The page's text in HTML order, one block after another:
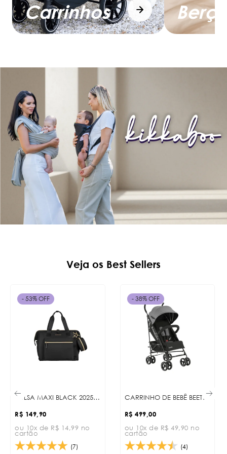
Carrinhos
Veja os Best Sellers
BOLSA MAXI BLACK 2025 KB
R$ 149,90
ou 10x de R$ 14,99 no
cartão
- 53% OFF
(7)
CARRINHO DE BEBÊ BEETLE GREY
R$ 499,00
ou 10x de R$ 49,90 no
cartão
- 38% OFF
(4)